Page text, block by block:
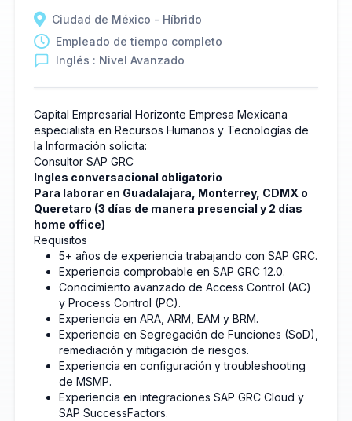
Ciudad de México - Híbrido
Empleado de tiempo completo
Inglés : Nivel Avanzado
Capital Empresarial Horizonte Empresa Mexicana
especialista en Recursos Humanos y Tecnologías de
la Información solicita:
Consultor SAP GRC
Ingles conversacional obligatorio
Para laborar en Guadalajara, Monterrey, CDMX o
Queretaro (3 días de manera presencial y 2 días
home office)
Requisitos
5+ años de experiencia trabajando con SAP GRC.
Experiencia comprobable en SAP GRC 12.0.
Conocimiento avanzado de Access Control (AC)
y Process Control (PC).
Experiencia en ARA, ARM, EAM y BRM.
Experiencia en Segregación de Funciones (SoD),
remediación y mitigación de riesgos.
Experiencia en configuración y troubleshooting
de MSMP.
Experiencia en integraciones SAP GRC Cloud y
SAP SuccessFactors.